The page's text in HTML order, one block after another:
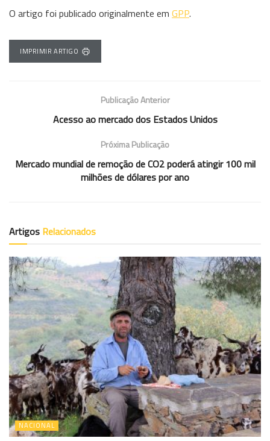
O artigo foi publicado originalmente em GPP.
IMPRIMIR ARTIGO
Publicação Anterior
Acesso ao mercado dos Estados Unidos
Próxima Publicação
Mercado mundial de remoção de CO2 poderá atingir 100 mil
milhões de dólares por ano
Artigos Relacionados
NACIONAL